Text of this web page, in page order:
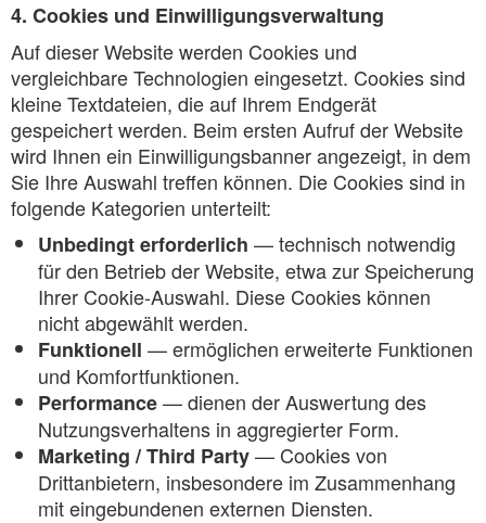
4. Cookies und Einwilligungsverwaltung
Auf dieser Website werden Cookies und
vergleichbare Technologien eingesetzt. Cookies sind
kleine Textdateien, die auf Ihrem Endgerät
gespeichert werden. Beim ersten Aufruf der Website
wird Ihnen ein Einwilligungsbanner angezeigt, in dem
Sie Ihre Auswahl treffen können. Die Cookies sind in
folgende Kategorien unterteilt:
Unbedingt erforderlich — technisch notwendig
für den Betrieb der Website, etwa zur Speicherung
Ihrer Cookie-Auswahl. Diese Cookies können
nicht abgewählt werden.
Funktionell — ermöglichen erweiterte Funktionen
und Komfortfunktionen.
Performance— dienen der Auswertung des
Nutzungsverhaltens in aggregierter Form.
Marketing / Third Party— Cookies von
Drittanbietern, insbesondere im Zusammenhang
mit eingebundenen externen Diensten.